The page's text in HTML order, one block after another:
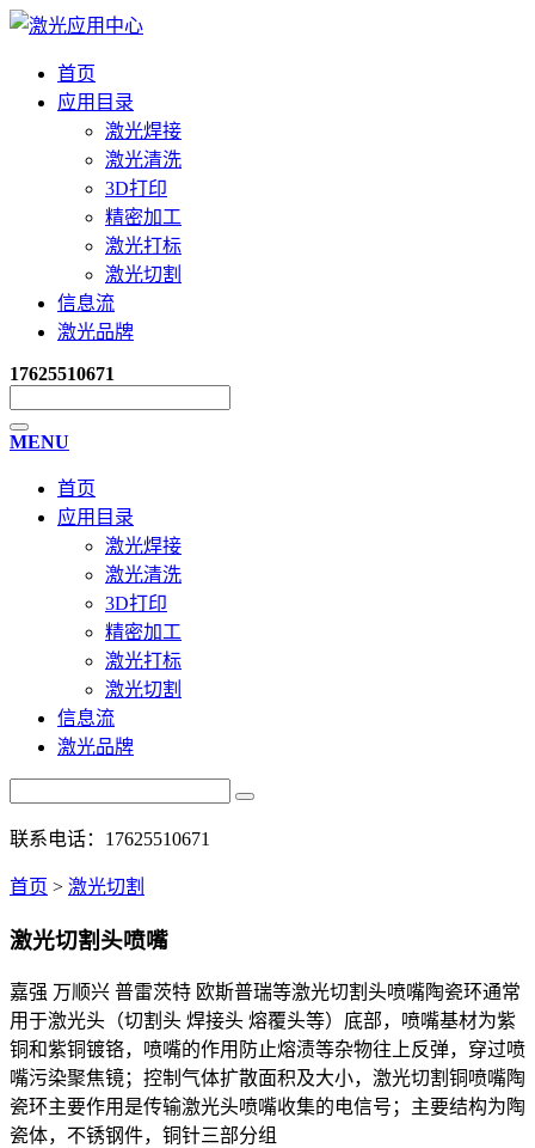
首页
应用目录
激光焊接
激光清洗
3D打印
精密加工
激光打标
激光切割
信息流
激光品牌
17625510671
MENU
首页
应用目录
激光焊接
激光清洗
3D打印
精密加工
激光打标
激光切割
信息流
激光品牌
联系电话：17625510671
首页 > 激光切割
激光切割头喷嘴
嘉强 万顺兴 普雷茨特 欧斯普瑞等激光切割头喷嘴陶瓷环通常
用于激光头（切割头 焊接头 熔覆头等）底部，喷嘴基材为紫
铜和紫铜镀铬，喷嘴的作用防止熔渍等杂物往上反弹，穿过喷
嘴污染聚焦镜；控制气体扩散面积及大小，激光切割铜喷嘴陶
瓷环主要作用是传输激光头喷嘴收集的电信号；主要结构为陶
瓷体，不锈钢件，铜针三部分组